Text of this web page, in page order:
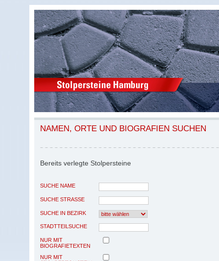
NAMEN, ORTE UND BIOGRAFIEN SUCHEN
Bereits verlegte Stolpersteine
SUCHE NAME
SUCHE STRASSE
SUCHE IN BEZIRK
STADTTEILSUCHE
NUR MIT
BIOGRAFIETEXTEN
NUR MIT